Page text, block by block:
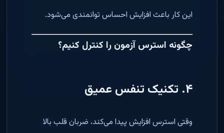
این کار باعث افزایش احساس توانمندی می‌شود.
چگونه استرس آزمون را کنترل کنیم؟
۴. تکنیک تنفس عمیق
وقتی استرس افزایش پیدا می‌کند، ضربان قلب بالا